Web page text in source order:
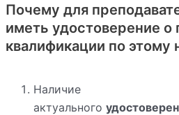
Почему для
иметь удостоверение
квалификации по этому
Наличие
актуального